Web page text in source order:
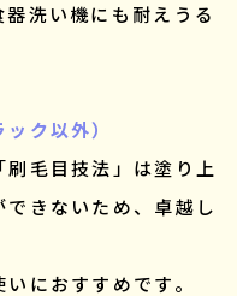
洗い機にも耐えうる
ク以外）
毛目技法」は塗り上
きないため、卓越し
におすすめです。